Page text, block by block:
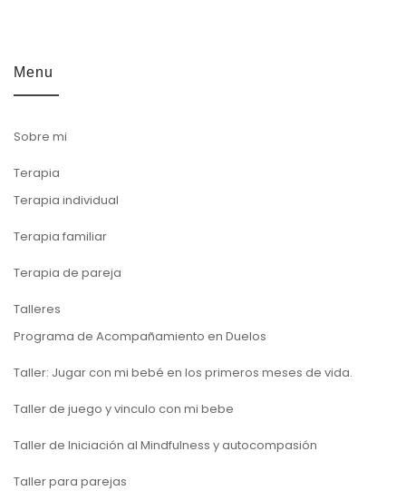
Menu
Sobre mi
Terapia
Terapia individual
Terapia familiar
Terapia de pareja
Talleres
Programa de Acompañamiento en Duelos
Taller: Jugar con mi bebé en los primeros meses de vida.
Taller de juego y vinculo con mi bebe
Taller de Iniciación al Mindfulness y autocompasión
Taller para parejas